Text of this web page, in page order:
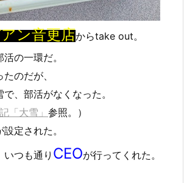
ン音更店からtake out。
の一環だ。
のだが、
、部活がなくなった。
「大雪」 参照。）
定された。
いつも通り CEOが行ってくれた。